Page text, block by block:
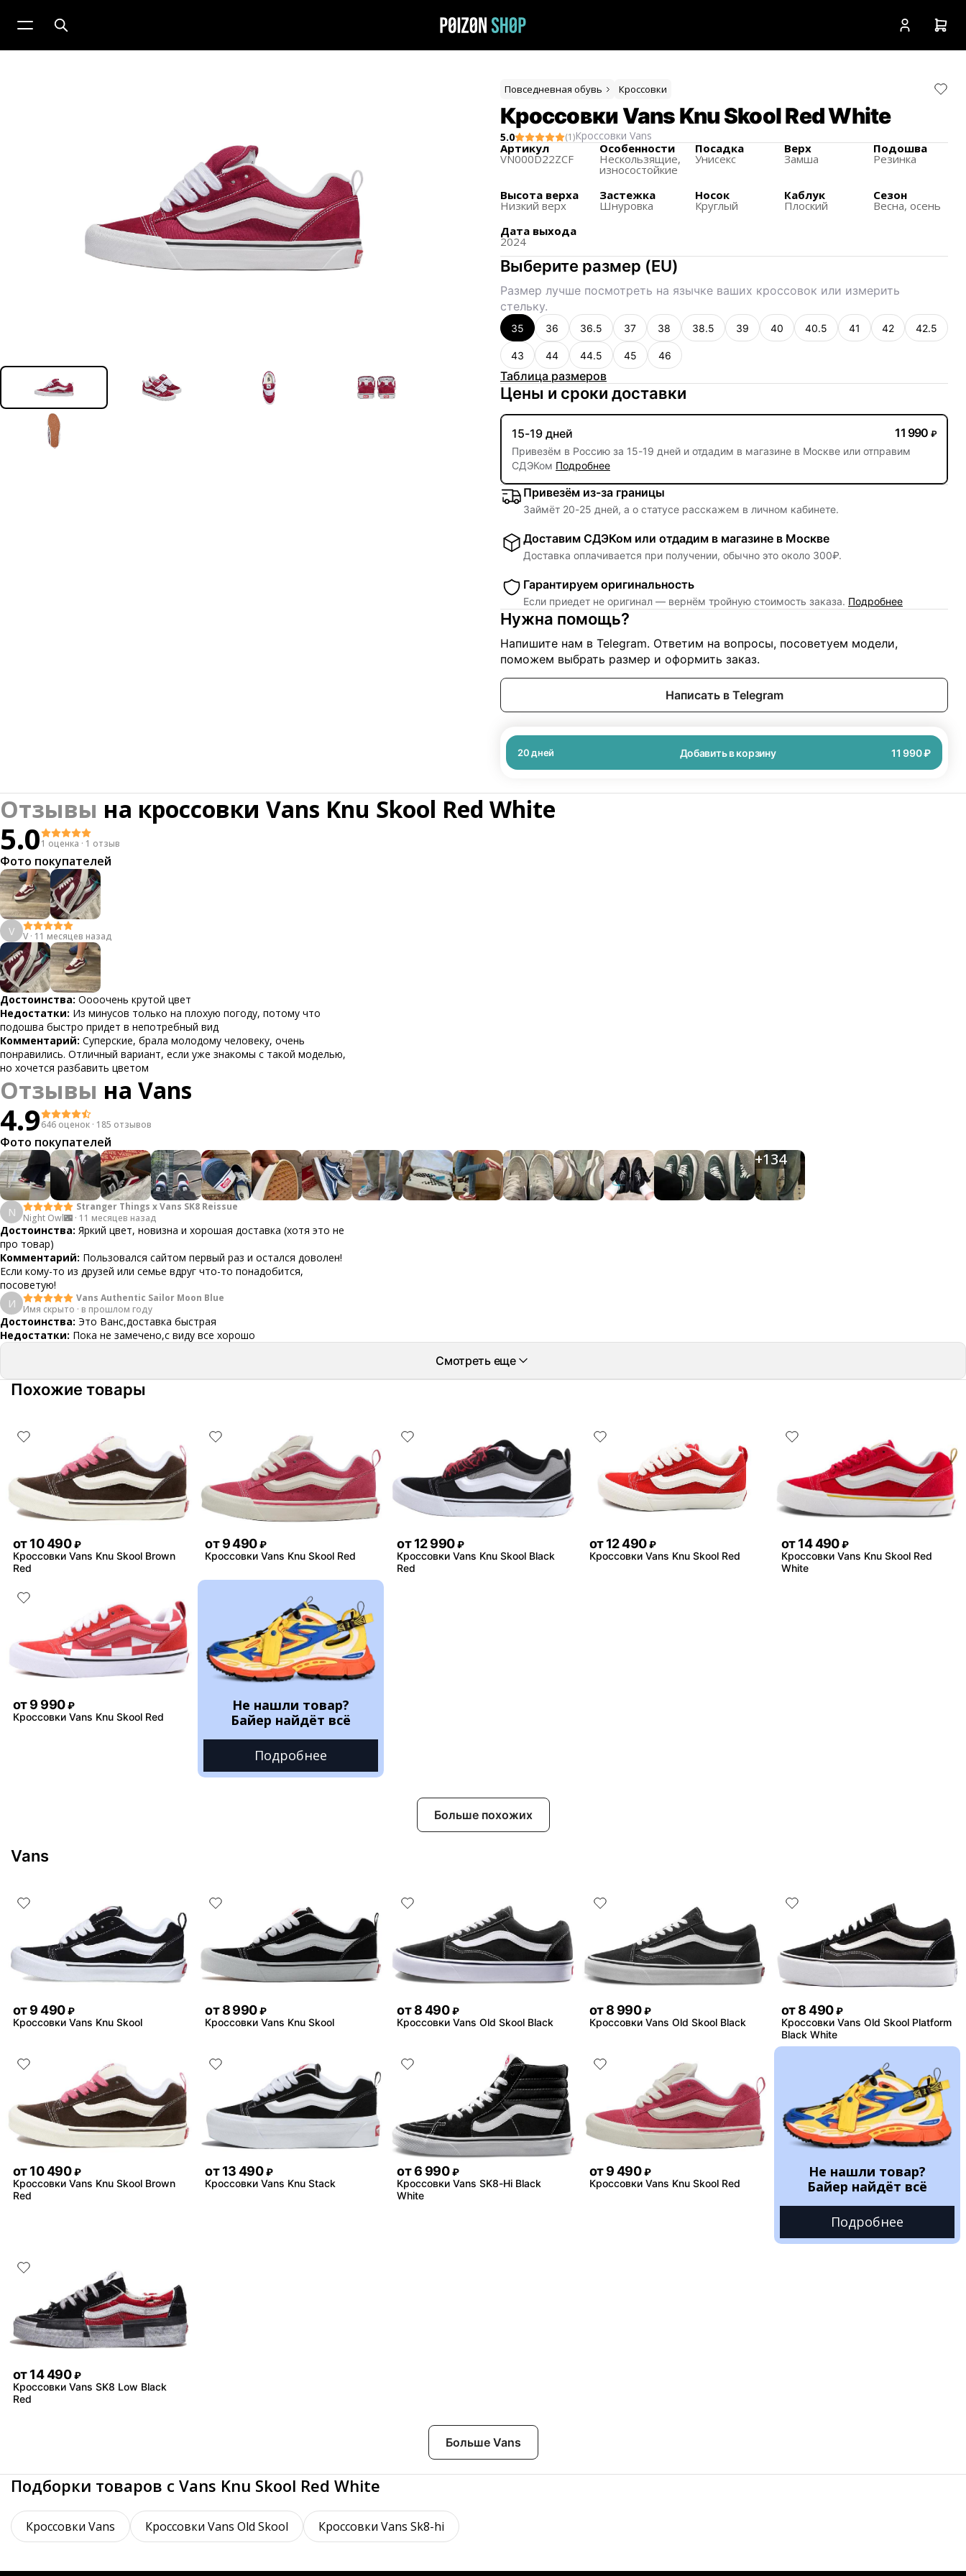
Повседневная обувь Кроссовки
Кроссовки Vans Knu Skool Red White
5.0 (1)Кроссовки Vans
Артикул
VN000D22ZCF
Особенности
Нескользящиe,
износостойкие
Посадка
Унисекс
Верх
Замша
Подошва
Резинка
Высота верха
Низкий верх
Застежка
Шнуровка
Носок
Круглый
Каблук
Плоский
Сезон
Весна, осень
Дата выхода
2024
Выберите размер (EU)
Размер лучше посмотреть на язычке ваших кроссовок или измерить
стельку.
35 36 36.5 37 38 38.5 39 40 40.5 41 42 42.5
43 44 44.5 45 46
Таблица размеров
Цены и сроки доставки
15-19 дней 11 990 ₽
Привезём в Россию за 15-19 дней и отдадим в магазине в Москве или отправим
СДЭКом Подробнее
Привезём из-за границы
Займёт 20-25 дней, а о статусе расскажем в личном кабинете.
Доставим СДЭКом или отдадим в магазине в Москве
Доставка оплачивается при получении, обычно это около 300₽.
Гарантируем оригинальность
Если приедет не оригинал — вернём тройную стоимость заказа. Подробнее
Нужна помощь?
Напишите нам в Telegram. Ответим на вопросы, посоветуем модели,
поможем выбрать размер и оформить заказ.
Написать в Telegram
20дней Добавить в корзину 11 990 ₽
Отзывы на кроссовки Vans Knu Skool Red White
5.01 оценка · 1 отзыв
Фото покупателей
V V · 11 месяцев назад
Достоинства: Оооочень крутой цвет
Недостатки: Из минусов только на плохую погоду, потому что
подошва быстро придет в непотребный вид
Комментарий: Суперские, брала молодому человеку, очень
понравились. Отличный вариант, если уже знакомы с такой моделью,
но хочется разбавить цветом
Отзывы на Vans
4.9646 оценок · 185 отзывов
Фото покупателей
+134
N
Stranger Things x Vans SK8 Reissue
Night Owl🌃 · 11 месяцев назад
Достоинства: Яркий цвет, новизна и хорошая доставка (хотя это не
про товар)
Комментарий: Пользовался сайтом первый раз и остался доволен!
Если кому-то из друзей или семье вдруг что-то понадобится,
посоветую!
И
Vans Authentic Sailor Moon Blue
Имя скрыто · в прошлом году
Достоинства: Это Ванс,доставка быстрая
Недостатки: Пока не замечено,с виду все хорошо
Смотреть еще
Похожие товары
от10 490 ₽
Кроссовки Vans Knu Skool Brown
Red
от 9 490 ₽
Кроссовки Vans Knu Skool Red
от 12 990 ₽
Кроссовки Vans Knu Skool Black
Red
от 12 490 ₽
Кроссовки Vans Knu Skool Red
от 14 490 ₽
Кроссовки Vans Knu Skool Red
White
от9 990 ₽
Кроссовки Vans Knu Skool Red
Не нашли товар?
Байер найдёт всё
Подробнее
Больше похожих
Vans
от9 490 ₽
Кроссовки Vans Knu Skool
от 8 990 ₽
Кроссовки Vans Knu Skool
от 8 490 ₽
Кроссовки Vans Old Skool Black
от 8 990 ₽
Кроссовки Vans Old Skool Black
от 8 490 ₽
Кроссовки Vans Old Skool Platform
Black White
от10 490 ₽
Кроссовки Vans Knu Skool Brown
Red
от 13 490 ₽
Кроссовки Vans Knu Stack
от6 990 ₽
Кроссовки Vans SK8-Hi Black
White
от 9 490 ₽
Кроссовки Vans Knu Skool Red
Не нашли товар?
Байер найдёт всё
Подробнее
от14 490 ₽
Кроссовки Vans SK8 Low Black
Red
Больше Vans
Подборки товаров с Vans Knu Skool Red White
Кроссовки Vans Кроссовки Vans Old Skool Кроссовки Vans Sk8-hi